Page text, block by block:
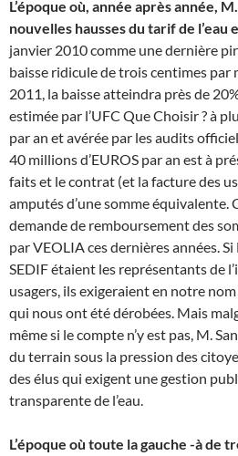
L’époque où, année après année,
nouvelles hausses du tarif de l’eau
janvier 2010 comme une dernière
baisse ridicule de trois centimes par
2011, la baisse atteindra près de
estimée par l’UFC Que Choisir ? à
par an et avérée par les audits
40 millions d’EUROS par an est à
faits et le contrat (et la facture des
amputés d’une somme équivalente.
demande de remboursement des
par VEOLIA ces dernières années.
SEDIF étaient les représentants de
usagers, ils exigeraient en notre
qui nous ont été dérobées. Mais
même si le compte n’y est pas, M.
du terrain sous la pression des
des élus qui exigent une gestion
transparente de l’eau.
L’époque où toute la gauche -à de